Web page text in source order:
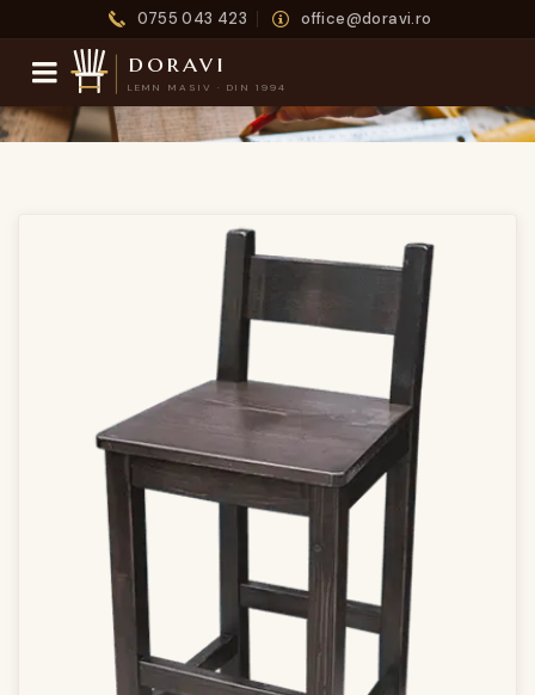
0755 043 423 office@doravi.ro
doravi
LEMN MASIV · DIN 1994